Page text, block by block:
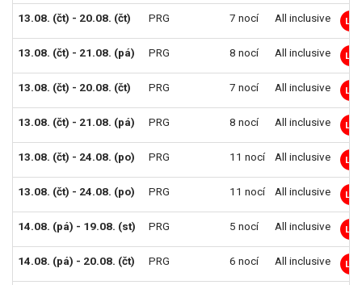
13.08. (čt) - 20.08. (čt) PRG 7 nocí All inclusive LM
13.08. (čt) - 21.08. (pá) PRG 8 nocí All inclusive LM
13.08. (čt) - 20.08. (čt) PRG 7 nocí All inclusive LM
13.08. (čt) - 21.08. (pá) PRG 8 nocí All inclusive LM
13.08. (čt) - 24.08. (po) PRG 11 nocí All inclusive LM
13.08. (čt) - 24.08. (po) PRG 11 nocí All inclusive LM
14.08. (pá) - 19.08. (st) PRG 5 nocí All inclusive LM
14.08. (pá) - 20.08. (čt) PRG 6 nocí All inclusive LM